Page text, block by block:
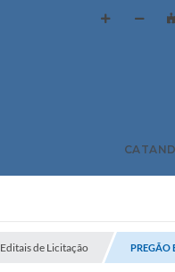
Editais de Licitação PREGÃO